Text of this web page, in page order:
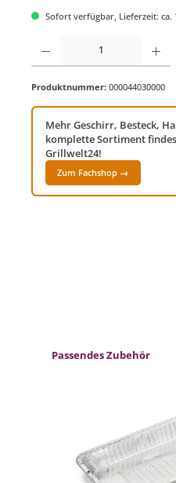
Sofort verfügbar, Lieferzeit: ca.
Produkt Anzahl: Gib den
Produktnummer: 000044030000
Mehr Geschirr, Besteck,
komplette Sortiment
Grillwelt24!
Zum Fachshop →
Produktgalerie überspringen
Passendes Zubehör